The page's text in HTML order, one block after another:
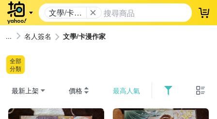
文學/卡漫
作家
登
名人簽名 文學/卡漫作家
全部
分類
最新上架 價格 最高人氣